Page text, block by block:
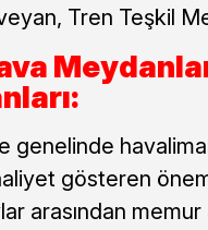
Tren Teşkil
genelinde
gösteren
arasından memur